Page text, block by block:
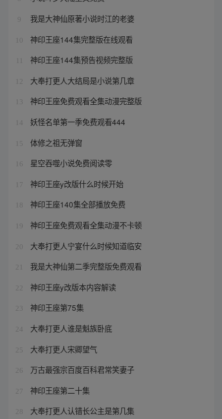
9 我是大神仙原著小说时江的老婆
10 神印王座144集完整版在线观看
神印王座144集预告视频完整版
12 大奉打更人大结局是小说第几章
13 神印王座免费观看全集动漫完整版
14 妖怪名单第一季免费观看444
15 体修之祖无弹窗
16 星空吞噬小说免费阅读零
17 神印王座y改版什么时候开始
18 神印王座140集全部播放免费
19 神印王座免费观看全集动漫不卡顿
20 大奉打更人宁宴什么时候知道临安
21 我是大神仙第二季完整版免费观看
22 神印王座y改版本内容解读
23 神印王座第75集
24 大奉打更人谁是魁族卧底
25 大奉打更人宋卿望气
26 万古最强宗百度百科君常笑妻子
27 神印王座第二十集
28 大奉打更人认错长公主是第几集